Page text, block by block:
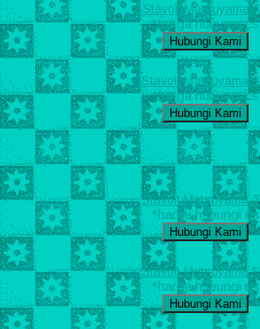
Stavolt Matsuyama
*harga hubungi cs
Hubungi Kami
Stavolt Matsuyama
*harga hubungi cs
Hubungi Kami
Stavolt Matsuyama
*harga hubungi cs
Hubungi Kami
Stavolt Matsuyama
*harga hubungi cs
Hubungi Kami